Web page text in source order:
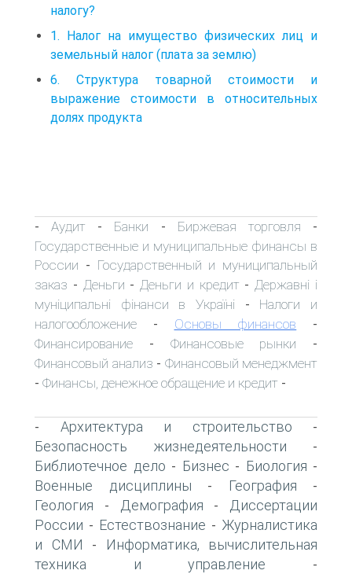
налогу?
1. Налог на имущество физических лиц и
земельный налог (плата за землю)
6. Структура товарной стоимости и
выражение стоимости в относительных
долях продукта
-Аудит - Банки - Биржевая торговля -
Государственные и муниципальные финансы в
России - Государственный и муниципальный
заказ - Деньги - Деньги и кредит - Державні і
муніципальні фінанси в Україні - Налоги и
налогообложение - Основы финансов -
Финансирование - Финансовые рынки -
Финансовый анализ - Финансовый менеджмент
- Финансы, денежное обращение и кредит -
- Архитектура и строительство -
Безопасность жизнедеятельности -
Библиотечное дело - Бизнес - Биология -
Военные дисциплины - География -
Геология - Демография -
Диссертации
России - Естествознание - Журналистика
и СМИ -
Информатика, вычислительная
техника и управление -